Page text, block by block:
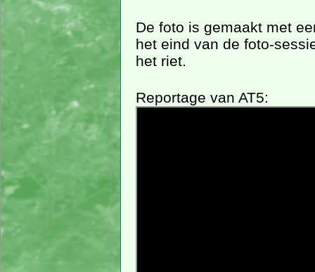
De foto is gemaakt met
het eind van de foto-
het riet.
Reportage van AT5: